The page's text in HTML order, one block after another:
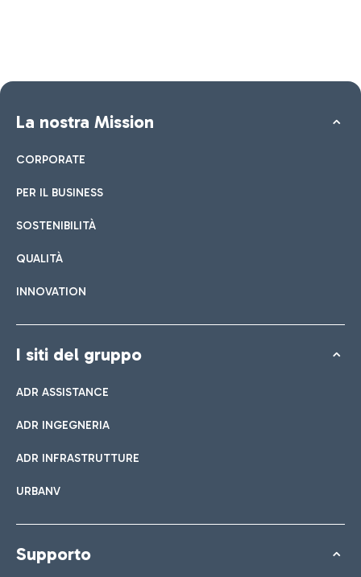
La nostra Mission
CORPORATE
PER IL BUSINESS
SOSTENIBILITÀ
QUALITÀ
INNOVATION
I siti del gruppo
ADR ASSISTANCE
ADR INGEGNERIA
ADR INFRASTRUTTURE
URBANV
Supporto